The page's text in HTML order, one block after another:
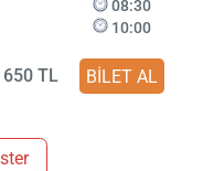
08:30
10:00
650 TL BİLET AL